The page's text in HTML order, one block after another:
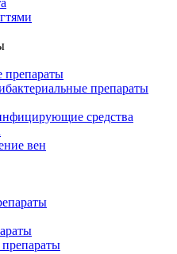
препараты
препараты
средства
вен